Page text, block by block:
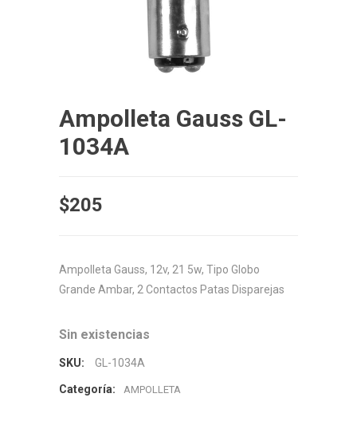
Ampolleta Gauss GL-
1034A
$205
Ampolleta Gauss, 12v, 21 5w, Tipo Globo
Grande Ambar, 2 Contactos Patas Disparejas
Sin existencias
SKU: GL-1034A
Categoría: AMPOLLETA